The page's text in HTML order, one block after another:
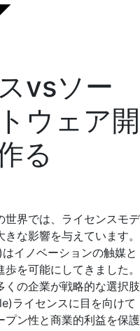
vsソー
ウェア開
る
世界では、ライセンスモデ
な影響を与えています。
イノベーションの触媒と
を可能にしてきました。
くの企業が戦略的な選択肢
ライセンスに目を向けて
プン性と商業的利益を保護